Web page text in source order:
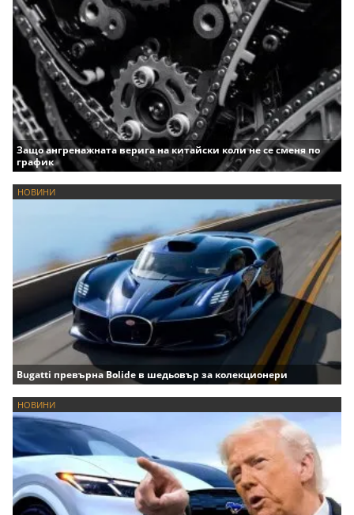
Защо ангренажната верига на китайски коли не се сменя по
график
НОВИНИ
Bugatti превърна Bolide в шедьовър за колекционери
НОВИНИ